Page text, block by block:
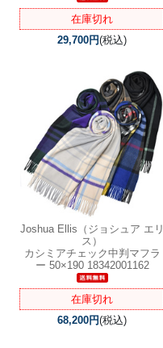
在庫切れ
29,700円(税込)
Joshua Ellis（ジョシュア エリ
ス）
カシミアチェック中判マフラ
ー 50×190 18342001162
在庫切れ
68,200円(税込)